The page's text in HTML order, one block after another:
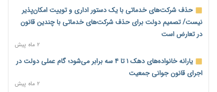
پایان شهریور ابلاغ شد
۱ روز پیش
مرحله سیزدهم کالابرگ در سایه تورم؛ قدرت خرید یارانه یک‌میلیونی
حذف شرکت‌های خدماتی با یک دستور اداری و توییت امکان‌پذیر
نیست/ تصمیم دولت برای حذف شرکت‌های خدماتی با چندین قانون
در تعارض است
۲ ماه پیش
یارانه خانواده‌های دهک ۱ تا ۴ سه برابر می‌شود؛ گام عملی دولت در
اجرای قانون جوانی جمعیت
۲ ماه پیش